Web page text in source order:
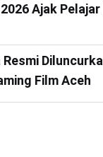
Ajak
Resmi
Film Aceh